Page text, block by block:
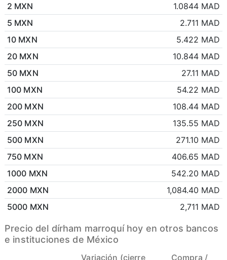
2 MXN
1.0844 MAD
5 MXN
2.711 MAD
10 MXN
5.422 MAD
20 MXN
10.844 MAD
50 MXN
27.11 MAD
100 MXN
54.22 MAD
200 MXN
108.44 MAD
250 MXN
135.55 MAD
500 MXN
271.10 MAD
750 MXN
406.65 MAD
1000 MXN
542.20 MAD
2000 MXN
1,084.40 MAD
5000 MXN
2,711 MAD
Precio del dírham marroquí hoy en otros bancos
e instituciones de México
Variación (cierre
Compra /